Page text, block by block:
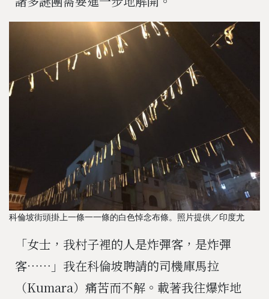
科倫坡街頭掛上一條一一條的白色悼念布條。照片提供／印度尤
「女士，我村子裡的人是炸彈客，是炸彈
客⋯⋯」我在科倫坡聘請的司機庫馬拉
（Kumara）痛苦而不解。載著我往爆炸地